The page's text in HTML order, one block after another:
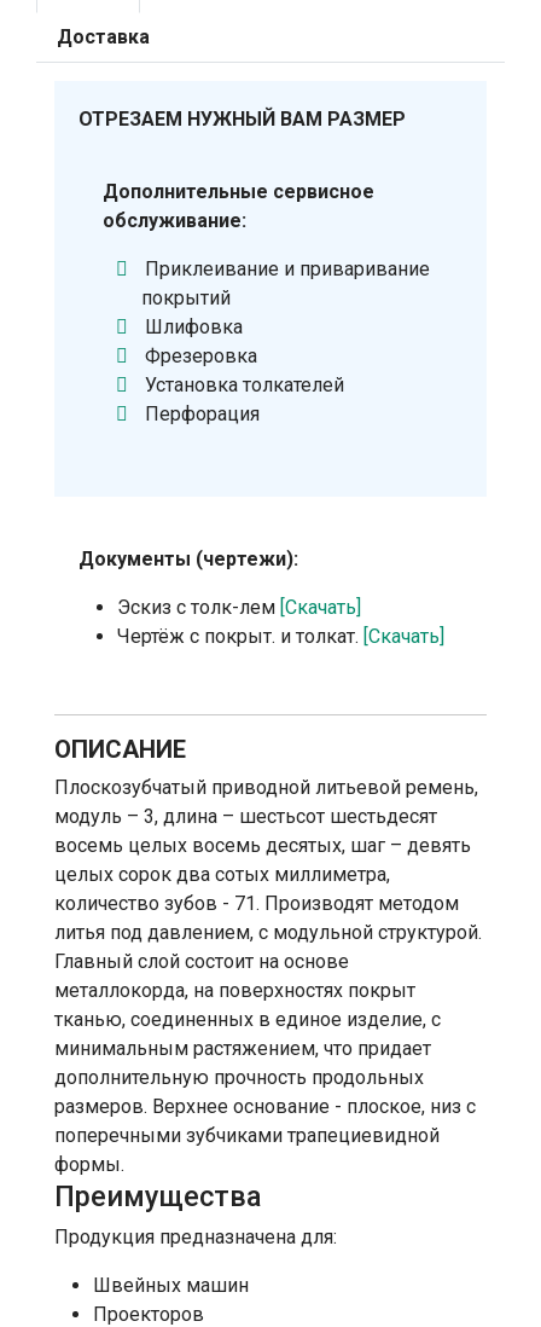
Доставка
ОТРЕЗАЕМ НУЖНЫЙ ВАМ РАЗМЕР
Дополнительные сервисное
обслуживание:
Приклеивание и приваривание
покрытий
Шлифовка
Фрезеровка
Установка толкателей
Перфорация
Документы (чертежи):
Эскиз с толк-лем [Скачать]
Чертёж с покрыт. и толкат. [Скачать]
ОПИСАНИЕ
Плоскозубчатый приводной литьевой ремень,
модуль – 3, длина – шестьсот шестьдесят
восемь целых восемь десятых, шаг – девять
целых сорок два сотых миллиметра,
количество зубов - 71. Производят методом
литья под давлением, с модульной структурой.
Главный слой состоит на основе
металлокорда, на поверхностях покрыт
тканью, соединенных в единое изделие, c
минимальным растяжением, что придает
дополнительную прочность продольных
размеров. Верхнее основание - плоское, низ с
поперечными зубчиками трапециевидной
формы.
Преимущества
Продукция предназначена для:
Швейных машин
Проекторов